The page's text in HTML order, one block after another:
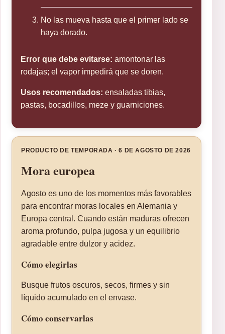
No las mueva hasta que el primer lado se
haya dorado.
Error que debe evitarse: amontonar las
rodajas; el vapor impedirá que se doren.
Usos recomendados: ensaladas tibias,
pastas, bocadillos, meze y guarniciones.
PRODUCTO DE TEMPORADA · 6 DE AGOSTO DE 2026
Mora europea
Agosto es uno de los momentos más favorables
para encontrar moras locales en Alemania y
Europa central. Cuando están maduras ofrecen
aroma profundo, pulpa jugosa y un equilibrio
agradable entre dulzor y acidez.
Cómo elegirlas
Busque frutos oscuros, secos, firmes y sin
líquido acumulado en el envase.
Cómo conservarlas